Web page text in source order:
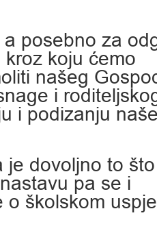
posebno za
koju ćemo
našeg
i
i podizanju
je dovoljno to
pa se i
o školskom